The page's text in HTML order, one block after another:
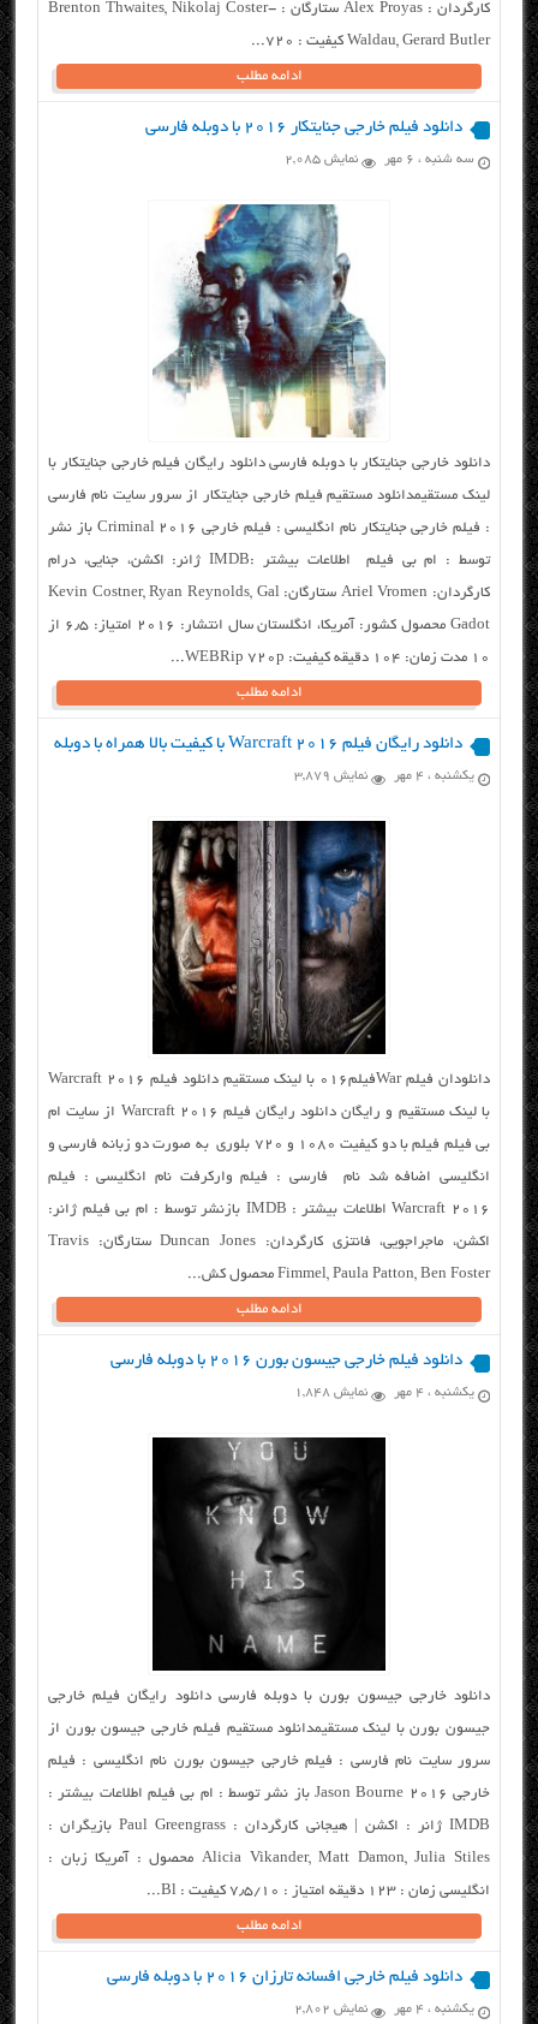
کارگردان : Alex Proyas ستارگان : Brenton Thwaites, Nikolaj Coster-
Waldau, Gerard Butler کیفیت : ۷۲۰...
ادامه مطلب
دانلود فیلم خارجی جنایتکار ۲۰۱۶ با دوبله فارسی
سه شنبه ، ۶ مهر نمایش 2,085
دانلود خارجی جنایتکار با دوبله فارسی دانلود رایگان فیلم خارجی جنایتکار با
لینک مستقیمدانلود مستقیم فیلم خارجی جنایتکار از سرور سایت نام فارسی
: فیلم خارجی جنایتکار نام انگلیسی : فیلم خارجی Criminal 2016 باز نشر
توسط : ام بی فیلم اطلاعات بیشتر :IMDB ژانر: اکشن، جنایی، درام
کارگردان: Ariel Vromen ستارگان: Kevin Costner, Ryan Reynolds, Gal
Gadot محصول کشور: آمریکا، انگلستان سال انتشار: ۲۰۱۶ امتیاز: ۶٫۵ از
۱۰ مدت زمان: ۱۰۴ دقیقه کیفیت: WEBRip 720p...
ادامه مطلب
دانلود رایگان فیلم Warcraft 2016 با کیفیت بالا همراه با دوبله
یکشنبه ، ۴ مهر نمایش 3,879
دانلودان فیلم Warفیلم016 با لینک مستقیم دانلود فیلم Warcraft 2016
با لینک مستقیم و رایگان دانلود رایگان فیلم Warcraft 2016 از سایت ام
بی فیلم فیلم با دو کیفیت ۱۰۸۰ و ۷۲۰ بلوری به صورت دو زبانه فارسی و
انگلیسی اضافه شد نام فارسی : فیلم وارکرفت نام انگلیسی : فیلم
Warcraft 2016 اطلاعات بیشتر : IMDB بازنشر توسط : ام بی فیلم ژانر:
اکشن، ماجراجویی، فانتزی کارگردان: Duncan Jones ستارگان: Travis
Fimmel, Paula Patton, Ben Foster محصول کش...
ادامه مطلب
دانلود فیلم خارجی جیسون بورن ۲۰۱۶ با دوبله فارسی
یکشنبه ، ۴ مهر نمایش 1,848
دانلود خارجی جیسون بورن با دوبله فارسی دانلود رایگان فیلم خارجی
جیسون بورن با لینک مستقیمدانلود مستقیم فیلم خارجی جیسون بورن از
سرور سایت نام فارسی : فیلم خارجی جیسون بورن نام انگلیسی : فیلم
خارجی Jason Bourne 2016 باز نشر توسط : ام بی فیلم اطلاعات بیشتر :
IMDB ژانر : اکشن | هیجانی کارگردان : Paul Greengrass بازیگران :
Alicia Vikander, Matt Damon, Julia Stiles محصول : آمریکا زبان :
انگلیسی زمان : ۱۲۳ دقیقه امتیاز : ۷٫۵/۱۰ کیفیت : Bl...
ادامه مطلب
دانلود فیلم خارجی افسانه تارزان ۲۰۱۶ با دوبله فارسی
یکشنبه ، ۴ مهر نمایش 2,802